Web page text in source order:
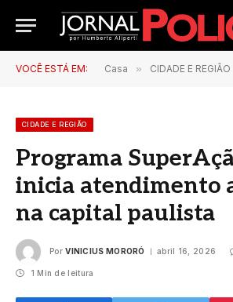
VOCÊ ESTÁ EM: Casa » CIDADE E REGIÃO
CIDADE E REGIÃO
Programa
inicia atendimento
na capital paulista
Por VINICIUS MORORÓ abril 16, 2026
1 Min de leitura